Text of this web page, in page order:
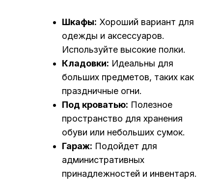
Шкафы: Хороший вариант для
одежды и аксессуаров.
Используйте высокие полки.
Кладовки: Идеальны для
больших предметов, таких как
праздничные огни.
Под кроватью: Полезное
пространство для хранения
обуви или небольших сумок.
Гараж: Подойдет для
административных
принадлежностей и инвентаря.